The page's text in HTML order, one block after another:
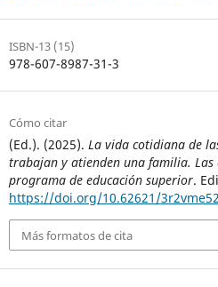
ISBN-13 (15)
978-607-8987-31-3
Cómo citar
(Ed.). (2025). La vida cotidiana de
trabajan y atienden una familia. Las
programa de educación superior.
https://doi.org/10.62621/3r2vme52
Más formatos de cita